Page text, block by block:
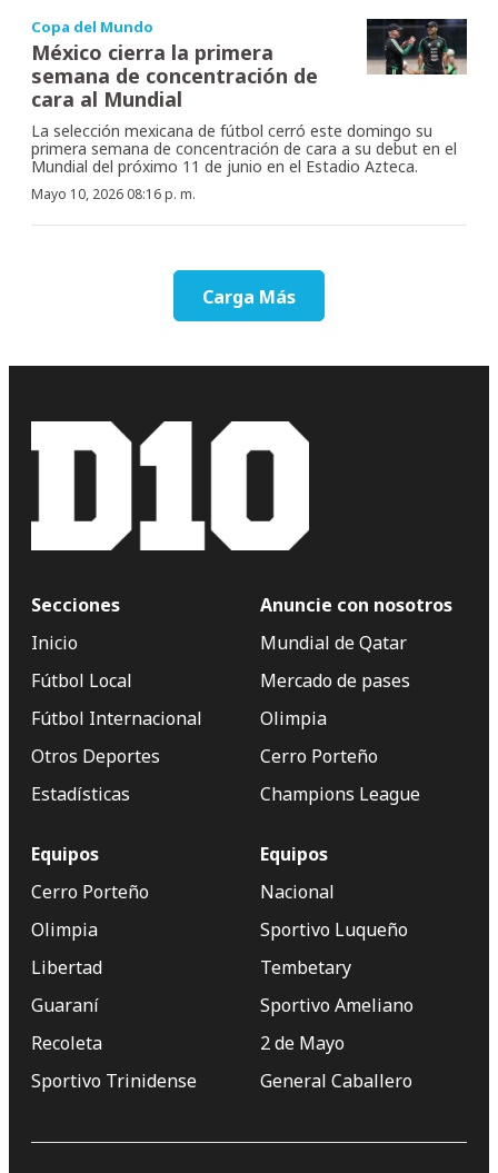
Copa del Mundo
México cierra la primera
semana de concentración de
cara al Mundial
La selección mexicana de fútbol cerró este domingo su
primera semana de concentración de cara a su debut en el
Mundial del próximo 11 de junio en el Estadio Azteca.
Mayo 10, 2026 08:16 p. m.
Carga Más
Secciones
Inicio
Fútbol Local
Fútbol Internacional
Otros Deportes
Estadísticas
Anuncie con nosotros
Mundial de Qatar
Mercado de pases
Olimpia
Cerro Porteño
Champions League
Equipos
Cerro Porteño
Olimpia
Libertad
Guaraní
Recoleta
Sportivo Trinidense
Equipos
Nacional
Sportivo Luqueño
Tembetary
Sportivo Ameliano
2 de Mayo
General Caballero